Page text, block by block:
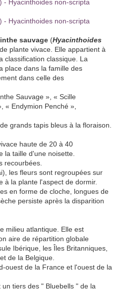
sauvage (Hyacinthoides
plante vivace. Elle appartient à
classification classique. La
place dans la famille des
dans celle des
Sauvage », « Scille
« Endymion Penché »,
grands tapis bleus à la floraison.
haute de 20 à 40
la taille d'une noisette.
recourbées.
les fleurs sont regroupées sur
à la plante l'aspect de dormir.
en forme de cloche, longues de
persiste après la disparition
milieu atlantique. Elle est
aire de répartition globale
Ibérique, les Îles Britanniques,
de la Belgique.
ouest de la France et l'ouest de la
tiers des " Bluebells " de la